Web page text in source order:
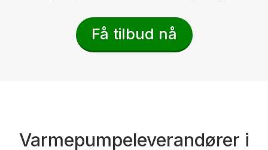
Få tilbud nå
Varmepumpeleverandører i